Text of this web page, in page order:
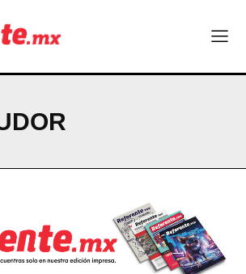
al mundo sin proponérselo: cómo
fortalecen espacios para el regreso
de Chihuahua estuviera en el aire?
mitad de la vida: son el nuevo punto de